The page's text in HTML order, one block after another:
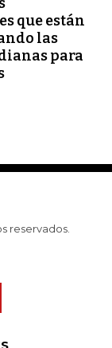
que están
las
para
reservados.